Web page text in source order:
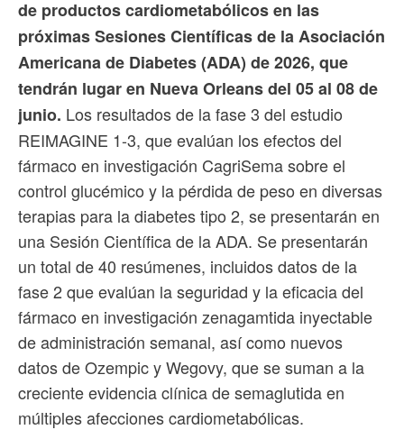
de productos cardiometabólicos en las
próximas Sesiones Científicas de la Asociación
Americana de Diabetes (ADA) de 2026, que
tendrán lugar en Nueva Orleans del 05 al 08 de
junio. Los resultados de la fase 3 del estudio
REIMAGINE 1-3, que evalúan los efectos del
fármaco en investigación CagriSema sobre el
control glucémico y la pérdida de peso en diversas
terapias para la diabetes tipo 2, se presentarán en
una Sesión Científica de la ADA. Se presentarán
un total de 40 resúmenes, incluidos datos de la
fase 2 que evalúan la seguridad y la eficacia del
fármaco en investigación zenagamtida inyectable
de administración semanal, así como nuevos
datos de Ozempic y Wegovy, que se suman a la
creciente evidencia clínica de semaglutida en
múltiples afecciones cardiometabólicas.